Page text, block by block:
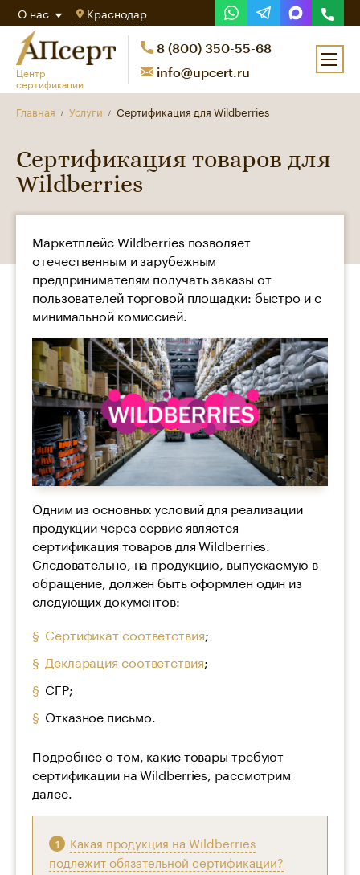
О нас Краснодар
Центр
сертификации
8 (800) 350-55-68
info@upcert.ru
Главная Услуги Cертификация для Wildberries
Сертификация товаров для
Wildberries
Маркетплейс Wildberries позволяет
отечественным и зарубежным
предпринимателям получать заказы от
пользователей торговой площадки: быстро и с
минимальной комиссией.
Одним из основных условий для реализации
продукции через сервис является
сертификация товаров для Wildberries.
Следовательно, на продукцию, выпускаемую в
обращение, должен быть оформлен один из
следующих документов:
Сертификат соответствия;
Декларация соответствия;
СГР;
Отказное письмо.
Подробнее о том, какие товары требуют
сертификации на Wildberries, рассмотрим
далее.
Какая продукция на Wildberries
подлежит обязательной сертификации?